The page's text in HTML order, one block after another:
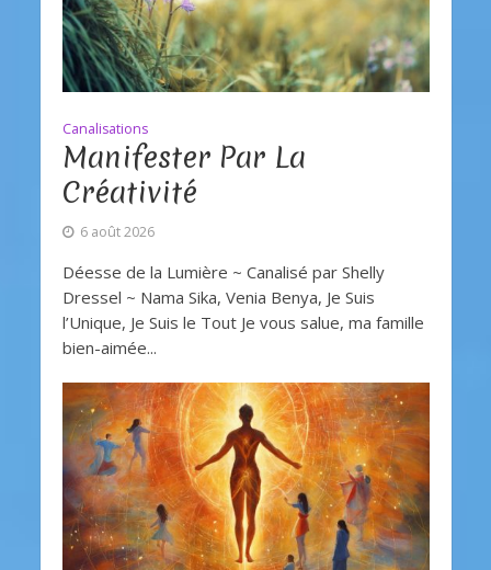
Canalisations
Manifester Par La
Créativité
6 août 2026
Déesse de la Lumière ~ Canalisé par Shelly
Dressel ~ Nama Sika, Venia Benya, Je Suis
l’Unique, Je Suis le Tout Je vous salue, ma famille
bien-aimée...